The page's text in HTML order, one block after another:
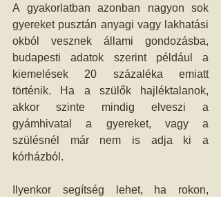
A gyakorlatban azonban nagyon sok
gyereket pusztán anyagi vagy lakhatási
okból vesznek állami gondozásba,
budapesti adatok szerint például a
kiemelések 20 százaléka emiatt
történik. Ha a szülők hajléktalanok,
akkor szinte mindig elveszi a
gyámhivatal a gyereket, vagy a
szülésnél már nem is adja ki a
kórházból.
Ilyenkor segítség lehet, ha rokon,